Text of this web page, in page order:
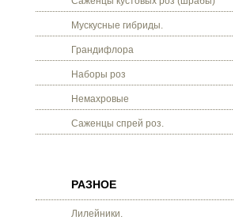
Мускусные гибриды.
Грандифлора
Наборы роз
Немахровые
Саженцы спрей роз.
РАЗНОЕ
Лилейники.